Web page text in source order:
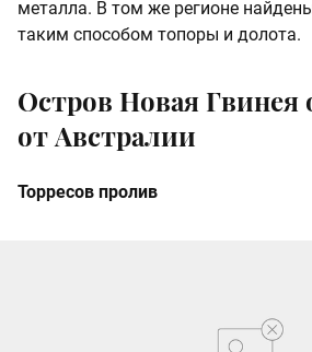
металла. В том же регионе
таким способом топоры и долота.
Остров Новая Гвинея
от Австралии
Торресов пролив